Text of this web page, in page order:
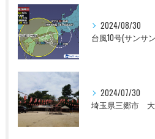
2024/08/30
台風10号(サンサ
2024/07/30